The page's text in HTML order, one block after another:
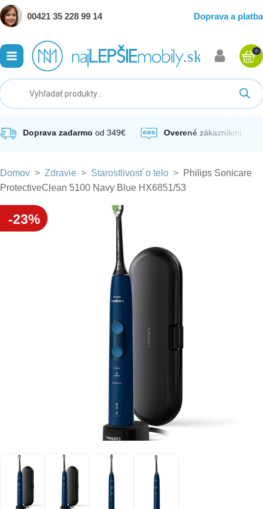
00421 35 228 99 14 Doprava a platba
0
Doprava zadarmo od 349€ Overené zákazníkmi
Domov > Zdravie > Starostlivosť o telo > Philips Sonicare
ProtectiveClean 5100 Navy Blue HX6851/53
-23%